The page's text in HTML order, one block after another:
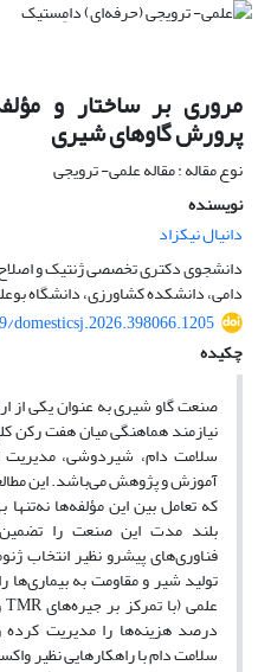
مروری بر ساختار و
پرورش گاوهای شیری
نوع مقاله : مقاله علمی- ترویجی
نویسنده
دانیال نیکزاد
دانشجوی دکتری تخصصی ژنتیک و
دامی، دانشکده کشاورزی، دانشگاه
domesticsj.2026.398066.1205
چکیده
صنعت گاو شیری به‌ عنوان یکی از
نیازمند هماهنگی میان هفت رکن
سلامت دام، شیردوشی، مدیریت
آموزش و پژوهش می‌باشد. این
که تعامل بین این مؤلفه‌ها
بلند مدت این صنعت را
تولید شیر و مقاومت به بیماری‌ها
درصد هزینه‌ها را مدیریت
سلامت دام با راهکارهایی نظیر